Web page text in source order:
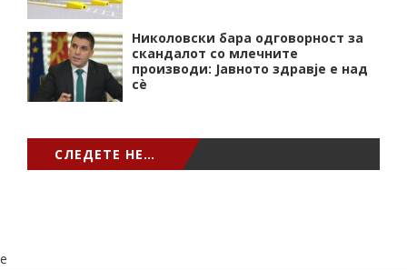
Николовски бара одговорност за
скандалот со млечните
производи: Јавното здравје е над
сѐ
СЛЕДЕТЕ НЕ…
e